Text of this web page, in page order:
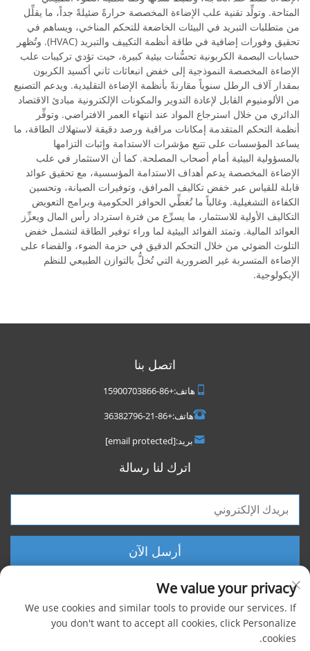
المتاحة. وتولِّد تقنية علب الإضاءة المخصصة حرارةً ضئيلةً جداً، ما يقلِّل
من متطلبات التبريد في البيئات الخاضعة للتحكم المناخي، ويساهم في
تحقيق وفورات إضافية في طاقة أنظمة التكييف والتبريد (HVAC). وتُظهر
حسابات البصمة الكربونية تحسُّنات بيئية كبيرة، حيث تؤدي تركيبات علب
الإضاءة المخصصة النموذجية إلى خفض انبعاثات ثاني أكسيد الكربون
بمقدار آلاف الرطل سنوياً مقارنةً بأنظمة الإضاءة التقليدية. ويدعم التصنيع
من الألومنيوم القابل لإعادة التدوير والمكونات الإلكترونية مبادئ الاقتصاد
الدائري من خلال استرجاع المواد عند انتهاء العمر الافتراضي. وتوفِّر
أنظمة التحكم المتقدمة إمكانات مراقبة ورصد دقيقة لاستهلاك الطاقة، ما
يساعد المؤسسات على تتبع مؤشرات الاستدامة وإثبات التزامها
بالمسؤولية البيئية أمام أصحاب المصلحة. كما أن الاستثمار في علب
الإضاءة المخصصة يدعم أهداف الاستدامة المؤسسية، مع تحقيق عوائد
قابلة للقياس عبر خفض تكاليف المرافق، وتوفيرات الصيانة، وتحسين
الكفاءة التشغيلية. وغالباً ما تُغطِّي الحوافز الحكومية وبرامج التعويض
التكاليف الأولية للاستثمار، ما يسرِّع من فترة استرداد رأس المال ويعزِّز
العوائد المالية. وتمتد الفوائد البيئية لما وراء توفير الطاقة لتشمل خفض
التلوث الضوئي من خلال التحكم الدقيق في حزمة الضوء، والقضاء على
الإضاءة المتسربة غير الضرورية التي تُخلُّ بالتوازن الطبيعي للنظم
الإيكولوجية.
اتصل بنا
هاتف:+86-15900703866
هاتف:+86-21-36382796
بريد:[email protected]
اترك لنا رسالة
أرسل الآن
We value your privacy
We use cookies and similar tools to provide our services. If
you don't want to accept all cookies, click Personalize
cookies.